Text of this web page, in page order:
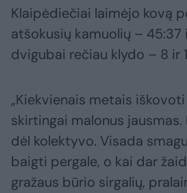
Klaipėdiečiai laimėjo kovą
atšokusių kamuolių – 45:37
dvigubai rečiau klydo – 8 ir
„Kiekvienais metais
skirtingai malonus
dėl kolektyvo. Visada
baigti pergale, o kai dar
gražaus būrio sirgalių,